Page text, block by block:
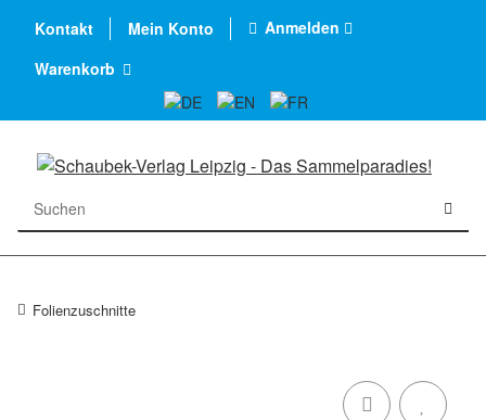
Kontakt Mein Konto
Anmelden
Warenkorb
Folienzuschnitte